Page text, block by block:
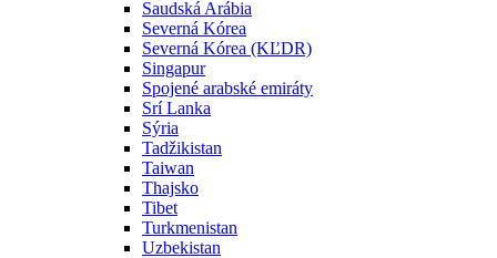
Saudská Arábia
Severná Kórea
Severná Kórea (KĽDR)
Singapur
Spojené arabské emiráty
Srí Lanka
Sýria
Tadžikistan
Taiwan
Thajsko
Tibet
Turkmenistan
Uzbekistan